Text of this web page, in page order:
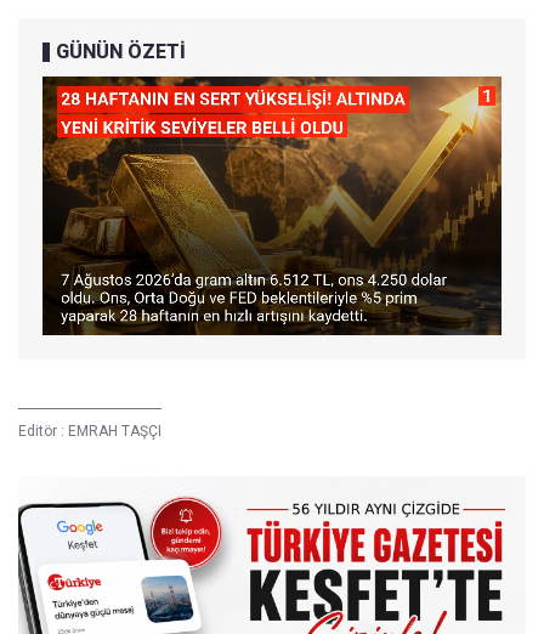
GÜNÜN ÖZETİ
Editör : EMRAH TAŞÇI